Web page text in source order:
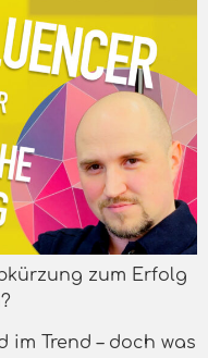
zum Erfolg
Trend – doch was